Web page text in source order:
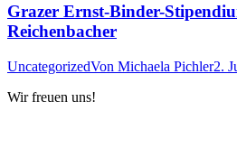
Grazer Ernst-Binder-
Reichenbacher
UncategorizedVon Michaela Pichler2.
Wir freuen uns!